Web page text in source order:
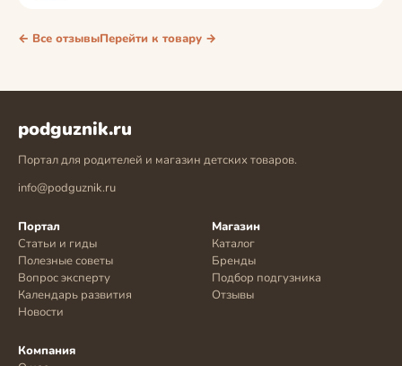
← Все отзывыПерейти к товару →
podguznik.ru
Портал для родителей и магазин детских товаров.
info@podguznik.ru
Портал
Статьи и гиды
Полезные советы
Вопрос эксперту
Календарь развития
Новости
Магазин
Каталог
Бренды
Подбор подгузника
Отзывы
Компания